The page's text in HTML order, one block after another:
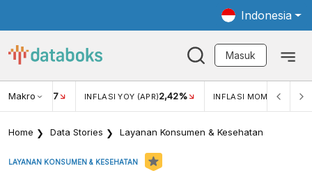
Indonesia
Masuk
Makro
USD/IDR 17 INFLASI YOY (APR)2,42% INFLASI MOM (MAR)
Home Data Stories Layanan Konsumen & Kesehatan
LAYANAN KONSUMEN & KESEHATAN